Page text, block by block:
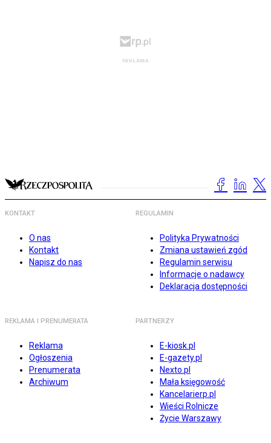
KONTAKT
O nas
Kontakt
Napisz do nas
REGULAMIN
Polityka Prywatności
Zmiana ustawień zgód
Regulamin serwisu
Informacje o nadawcy
Deklaracja dostępności
REKLAMA I PRENUMERATA
Reklama
Ogłoszenia
Prenumerata
Archiwum
PARTNERZY
E-kiosk.pl
E-gazety.pl
Nexto.pl
Mała księgowość
Kancelarierp.pl
Wieści Rolnicze
Życie Warszawy